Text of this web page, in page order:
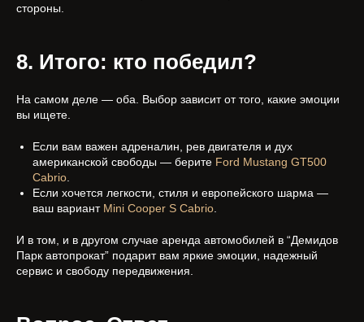
стороны.
8. Итого: кто победил?
На самом деле — оба. Выбор зависит от того, какие эмоции
вы ищете.
Если вам важен адреналин, рев двигателя и дух
американской свободы — берите Ford Mustang GT500
Cabrio
Если хочется легкости, стиля и европейского шарма —
ваш вариант Mini Cooper S Cabrio
И в том, и в другом случае аренда автомобилей в “Демидов
Парк автопрокат” подарит вам яркие эмоции, надежный
сервис и свободу передвижения.